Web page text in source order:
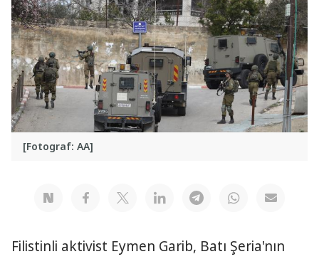
[Fotograf: AA]
Filistinli aktivist Eymen Garib, Batı Şeria'nın